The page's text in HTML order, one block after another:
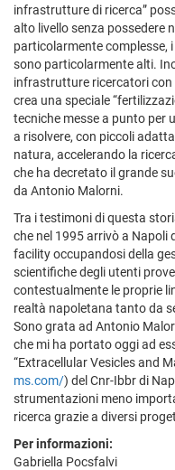
infrastrutture di ricerca”
alto livello senza possedere
particolarmente complesse,
sono particolarmente alti.
infrastrutture ricercatori
crea una speciale
tecniche messe a punto per
a risolvere, con piccoli
natura, accelerando la
che ha decretato il grande
da Antonio Malorni.
Tra i testimoni di questa
che nel 1995 arrivò a Napoli
facility occupandosi della
scientifiche degli utenti
contestualmente le proprie
realtà napoletana tanto da
Sono grata ad Antonio
che mi ha portato oggi ad
“Extracellular Vesicles and
ms.com/) del Cnr-Ibbr di
strumentazioni meno
ricerca grazie a diversi
Per informazioni:
Gabriella Pocsfalvi